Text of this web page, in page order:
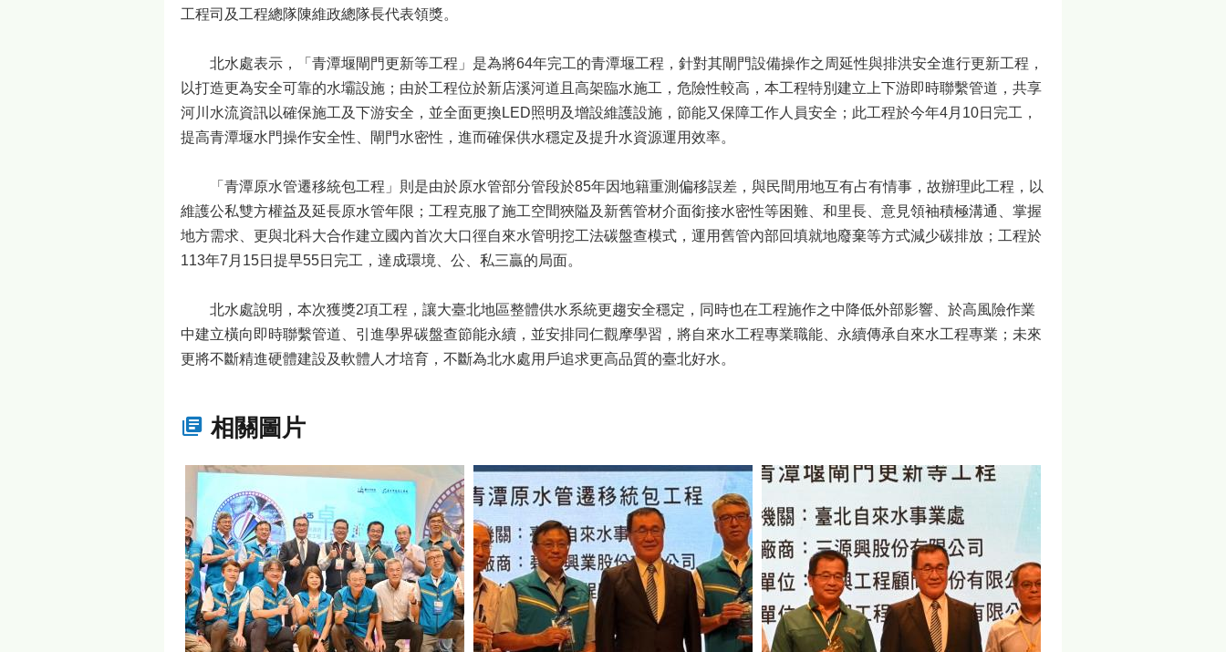
工程司及工程總隊陳維政總隊長代表領獎。
北水處表示，「青潭堰閘門更新等工程」是為將64年完工的青潭堰工程，針對其閘門設備操作之周延性與排洪安全進行更新工程，
以打造更為安全可靠的水壩設施；由於工程位於新店溪河道且高架臨水施工，危險性較高，本工程特別建立上下游即時聯繫管道，共享
河川水流資訊以確保施工及下游安全，並全面更換LED照明及增設維護設施，節能又保障工作人員安全；此工程於今年4月10日完工，
提高青潭堰水門操作安全性、閘門水密性，進而確保供水穩定及提升水資源運用效率。
「青潭原水管遷移統包工程」則是由於原水管部分管段於85年因地籍重測偏移誤差，與民間用地互有占有情事，故辦理此工程，以
維護公私雙方權益及延長原水管年限；工程克服了施工空間狹隘及新舊管材介面銜接水密性等困難、和里長、意見領袖積極溝通、掌握
地方需求、更與北科大合作建立國內首次大口徑自來水管明挖工法碳盤查模式，運用舊管內部回填就地廢棄等方式減少碳排放；工程於
113年7月15日提早55日完工，達成環境、公、私三贏的局面。
北水處說明，本次獲獎2項工程，讓大臺北地區整體供水系統更趨安全穩定，同時也在工程施作之中降低外部影響、於高風險作業
中建立橫向即時聯繫管道、引進學界碳盤查節能永續，並安排同仁觀摩學習，將自來水工程專業職能、永續傳承自來水工程專業；未來
更將不斷精進硬體建設及軟體人才培育，不斷為北水處用戶追求更高品質的臺北好水。
相關圖片